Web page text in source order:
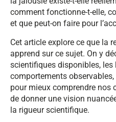
comment fonctionne-t-elle,
et que peut-on faire pour
Cet article explore ce que la
apprend sur ce sujet. On y
scientifiques disponibles, les
comportements
pour mieux comprendre nos
de donner une vision
la rigueur scientifique.